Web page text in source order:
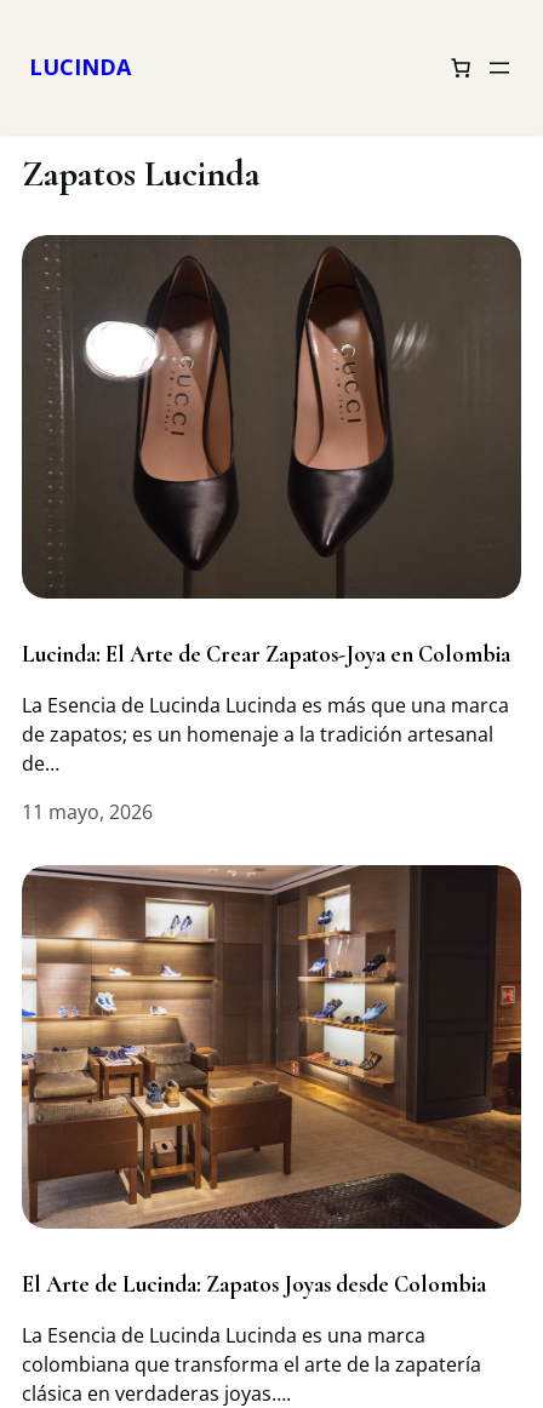
LUCINDA
Zapatos Lucinda
Lucinda: El Arte de Crear Zapatos-Joya en Colombia
La Esencia de Lucinda Lucinda es más que una marca
de zapatos; es un homenaje a la tradición artesanal
de…
11 mayo, 2026
El Arte de Lucinda: Zapatos Joyas desde Colombia
La Esencia de Lucinda Lucinda es una marca
colombiana que transforma el arte de la zapatería
clásica en verdaderas joyas….